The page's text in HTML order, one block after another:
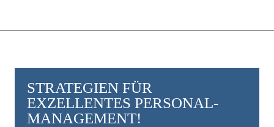
STRATEGIEN FÜR
EXZELLENTES PERSONAL­
MANAGEMENT!